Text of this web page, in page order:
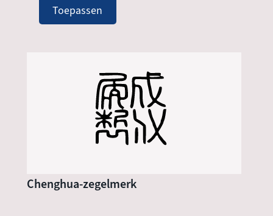
Chenghua-zegelmerk